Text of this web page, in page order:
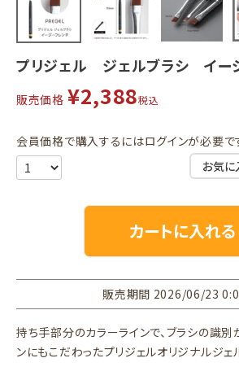
プリジェル ジェルブラシ イー
販売価格 ¥2,388税込
会員価格で購入するにはログインが必要で
お気に
カートに入れる
販売期間 2026/06/23
持ち手部分のカラーラインで、ブラシの識
ンにもこだわったプリジェルオリジナルジェ